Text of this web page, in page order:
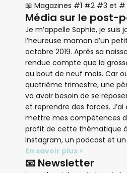
📖 Magazines #1 #2 #3 et
Média sur le post-
Je m’appelle Sophie, je suis
l’heureuse maman d’un
octobre 2019. Après sa
rendue compte que la
au bout de neuf mois. Car
quatrième trimestre, une
va avoir besoin de se
et reprendre des forces.
mettre mes compétences
profit de cette thématique
Instagram, un podcast et
En savoir plus >
📧 Newsletter